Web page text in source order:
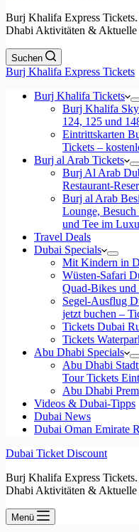
Burj Khalifa Express
Dhabi Aktivitäten & Aktuelle
Suchen
Burj Khalifa Express Tickets
Burj Khalifa Tickets
Burj Khalifa
124, 125 und
Eintrittskarten
Tickets –
Burj al Arab Tickets
Burj Al Arab
Restaurant-
Burj al Arab
Lounge,
und Tee im
Travel Deals
Dubai Specials
Mit Kindern in
Wüsten-Safari
Quad-Bikes und
Segel-Ausflug
jetzt buchen –
Tickets Dubai
Tickets
Abu Dhabi Specials
Abu Dhabi
Tour Tickets
Abu Dhabi
Videos & Dubai-Tipps
Dubai News
Dubai Oman Emirate
Dubai Ticket Discount
Burj Khalifa Express
Dhabi Aktivitäten & Aktuelle
Menü